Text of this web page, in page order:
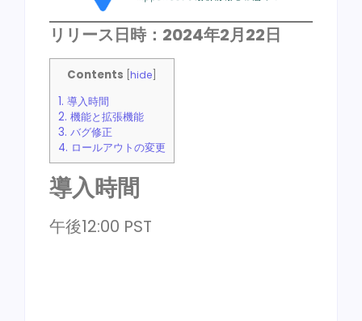
リリース日時：2024年2月22日
Contents hide
1. 導入時間
2. 機能と拡張機能
3. バグ修正
4. ロールアウトの変更
導入時間
午後12:00 PST